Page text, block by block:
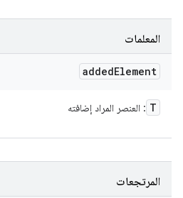
المعلمات
addedElement
T : العنصر المراد إضافته
المرتجعات